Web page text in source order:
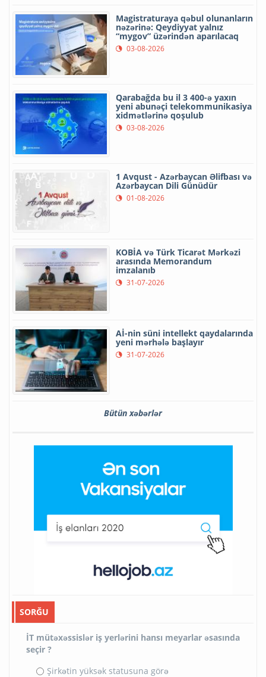
Magistraturaya qəbul olunanların
nəzərinə: Qeydiyyat yalnız
“mygov” üzərindən aparılacaq
03-08-2026
Qarabağda bu il 3 400-ə yaxın
yeni abunəçi telekommunikasiya
xidmətlərinə qoşulub
03-08-2026
1 Avqust - Azərbaycan Əlifbası və
Azərbaycan Dili Günüdür
01-08-2026
KOBİA və Türk Ticarət Mərkəzi
arasında Memorandum
imzalanıb
31-07-2026
Aİ-nin süni intellekt qaydalarında
yeni mərhələ başlayır
31-07-2026
Bütün xəbərlər
SORĞU
İT mütəxəssislər iş yerlərini hansı meyarlar əsasında
seçir ?
Şirkətin yüksək statusuna görə